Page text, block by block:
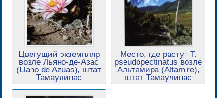
Цветущий экземпляр
возле Льяно-де-Азас
(Llano de Azuas), штат
Тамаулипас
Место, где растут T.
pseudopectinatus возле
Альтамира (Altamire),
штат Тамаулипас